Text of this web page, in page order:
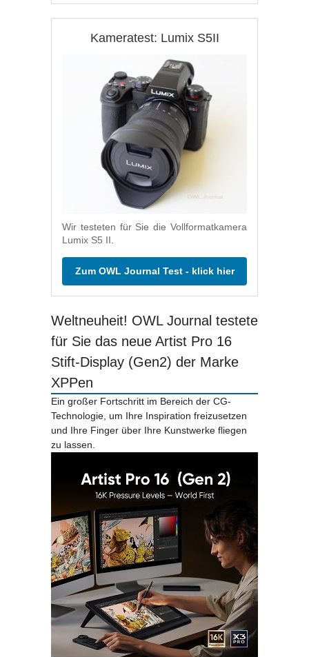
Kameratest: Lumix S5II
Wir testeten für Sie die Vollformatkamera
Lumix S5 II.
Zum OWL Journal Test - klick hier
Weltneuheit! OWL Journal testete
für Sie das neue Artist Pro 16
Stift-Display (Gen2) der Marke
XPPen
Ein großer Fortschritt im Bereich der CG-
Technologie, um Ihre Inspiration freizusetzen
und Ihre Finger über Ihre Kunstwerke fliegen
zu lassen.